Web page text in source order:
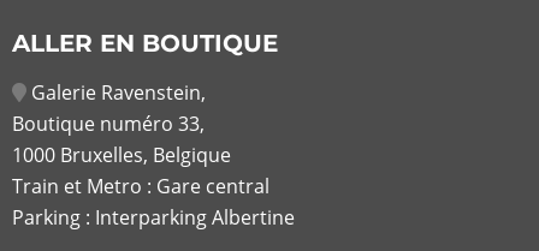
ALLER EN BOUTIQUE
Galerie Ravenstein,
Boutique numéro 33,
1000 Bruxelles, Belgique
Train et Metro : Gare central
Parking : Interparking Albertine